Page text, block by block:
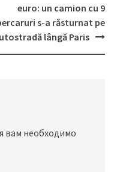
euro: un camion cu 9
s-a răsturnat pe
lângă Paris
вам необходимо